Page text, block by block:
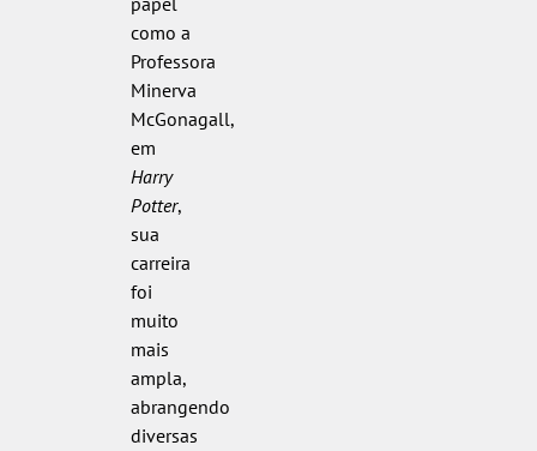
como a
Professora
Minerva
McGonagall,
em
Harry
Potter,
sua
carreira
foi
muito
mais
ampla,
abrangendo
diversas